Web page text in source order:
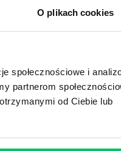
O plikach cookies
społecznościowe i
partnerom
od Ciebie lub
społecznych w
ciekawych miejsc